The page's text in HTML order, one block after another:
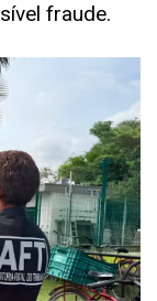
fraude.